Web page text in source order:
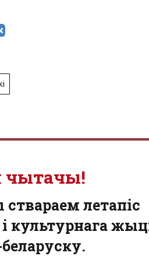
чытачы!
летапіс
і культурнага